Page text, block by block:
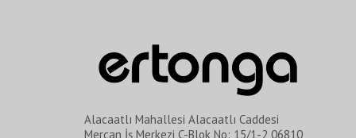
Alacaatlı Mahallesi Alacaatlı Caddesi
Mercan İş Merkezi C-Blok No: 15/1-2 06810